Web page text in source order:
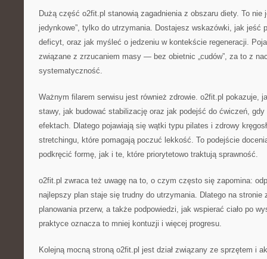
Dużą część o2fit.pl stanowią zagadnienia z obszaru diety. To nie
jedynkowe”, tylko do utrzymania. Dostajesz wskazówki, jak jeść
deficyt, oraz jak myśleć o jedzeniu w kontekście regeneracji.
związane z zrzucaniem masy — bez obietnic „cudów”, za to z
systematyczność.
Ważnym filarem serwisu jest również zdrowie. o2fit.pl pokazuje,
stawy, jak budować stabilizację oraz jak podejść do ćwiczeń, gdy
efektach. Dlatego pojawiają się wątki typu pilates i zdrowy
stretchingu, które pomagają poczuć lekkość. To podejście
podkręcić formę, jak i te, które priorytetowo traktują sprawność.
o2fit.pl zwraca też uwagę na to, o czym często się zapomina:
najlepszy plan staje się trudny do utrzymania. Dlatego na stronie
planowania przerw, a także podpowiedzi, jak wspierać ciało po
praktyce oznacza to mniej kontuzji i więcej progresu.
Kolejną mocną stroną o2fit.pl jest dział związany ze sprzętem i